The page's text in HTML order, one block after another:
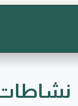
نشاطات